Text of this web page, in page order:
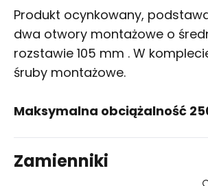
Produkt ocynkowany,
dwa otwory montażowe o
rozstawie 105 mm . W
śruby montażowe.
Maksymalna obciążalność
Zamienniki
Kup